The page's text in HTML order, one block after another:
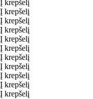
Į krepšelį
Į krepšelį
Į krepšelį
Į krepšelį
Į krepšelį
Į krepšelį
Į krepšelį
Į krepšelį
Į krepšelį
Į krepšelį
Į krepšelį